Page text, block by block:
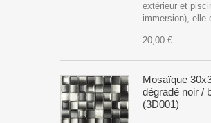
extérieur et
immersion), elle
20,00 €
Mosaïque
dégradé noir /
(3D001)